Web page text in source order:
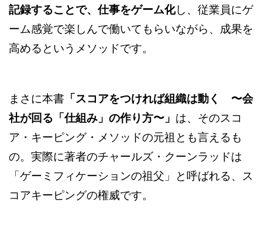
記録することで、仕事をゲーム化し、従業員にゲ
ーム感覚で楽しんで働いてもらいながら、成果を
高めるというメソッドです。
まさに本書 「スコアをつければ組織は動く 〜会
社が回る「仕組み」の作り方〜」 は、そのスコ
ア・キーピング・メソッドの元祖とも言えるも
の。実際に著者のチャールズ・クーンラッドは
「ゲーミフィケーションの祖父」と呼ばれる、ス
コアキーピングの権威です。